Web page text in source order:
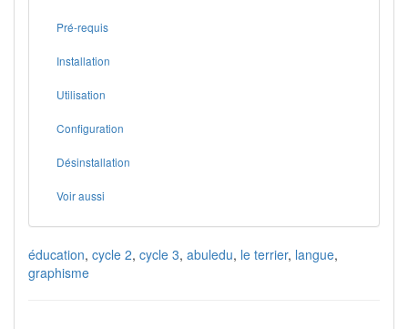
Pré-requis
Installation
Utilisation
Configuration
Désinstallation
Voir aussi
éducation, cycle 2, cycle 3, abuledu, le terrier, langue,
graphisme